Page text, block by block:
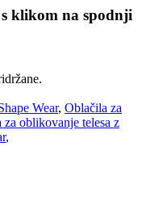
klikom na spodnji
Wear, Oblačila za
za oblikovanje telesa z
,